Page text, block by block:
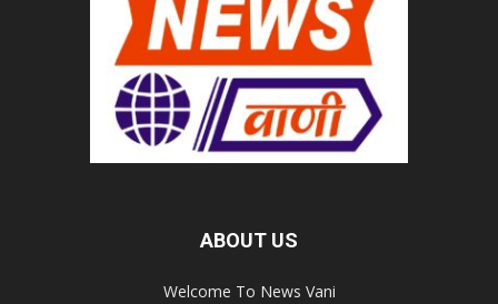
ABOUT US
Welcome To News Vani